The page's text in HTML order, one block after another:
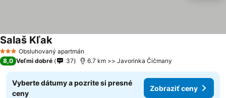
3 Počet hviezdičiek
Obsluhovaný apartmán
Salaš KľakZobraziť ceny
8,0 Veľmi dobré 37 6.7 km >> Javorinka Čičmany
Vyberte dátumy a pozrite si presné
ceny
Zobraziť ceny